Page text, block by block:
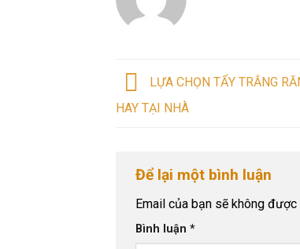
LỰA CHỌN TẨY TRẮNG
HAY TẠI NHÀ
Để lại một bình luận
Email của bạn sẽ không được
Bình luận *